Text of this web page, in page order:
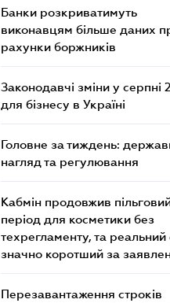
Банки розкриватимуть
виконавцям більше даних
рахунки боржників
Законодавчі зміни у серпні
для бізнесу в Україні
Головне за тиждень:
нагляд та регулювання
Кабмін продовжив
період для косметики без
техрегламенту, та реальний
значно коротший за
Перезавантаження строків